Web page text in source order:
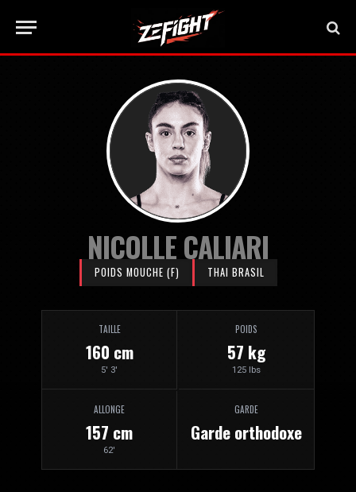
NICOLLE CALIARI
POIDS MOUCHE (F) THAI BRASIL
TAILLE
160 cm
5' 3'
POIDS
57 kg
125 lbs
ALLONGE
157 cm
62'
GARDE
Garde orthodoxe